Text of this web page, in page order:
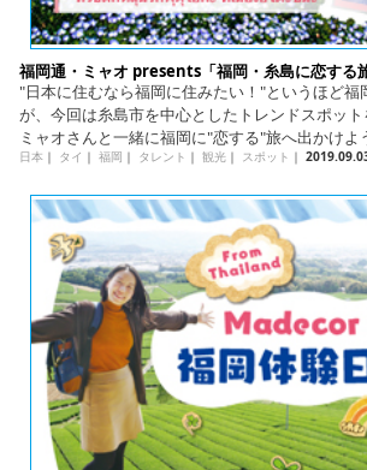
福岡通・ミャオ presents「福岡・糸島に恋する
"日本に住むなら福岡に住みたい！"というほど福
が、今回は糸島市を中心としたトレンドスポット
ミャオさんと一緒に福岡に"恋する"旅へ出かけよ
日本｜ タイ ｜ 福岡 ｜ タレント ｜ 観光｜ スポット ｜